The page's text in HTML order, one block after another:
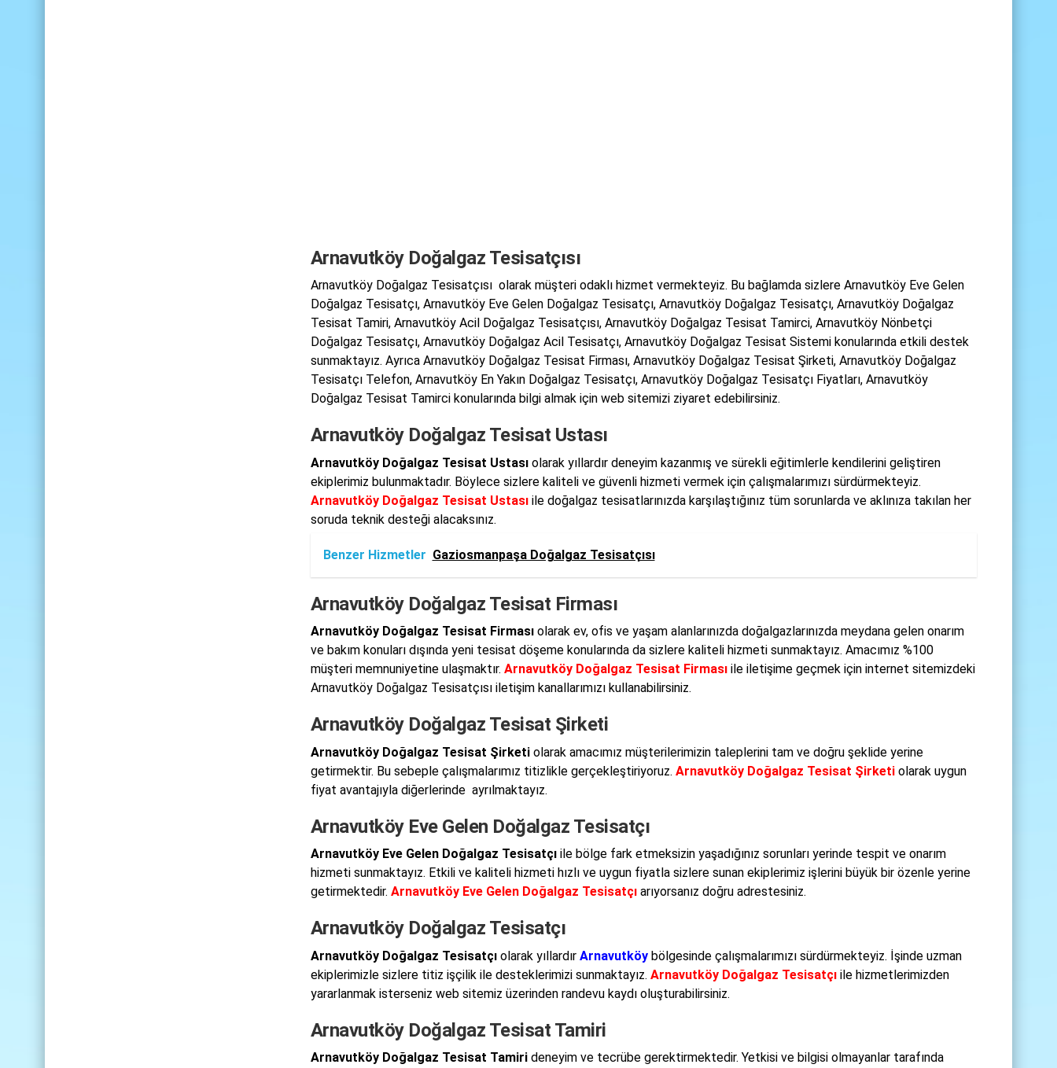
Arnavutköy Doğalgaz Tesisatçısı
Arnavutköy Doğalgaz Tesisatçısı olarak müşteri odaklı hizmet vermekteyiz. Bu bağlamda sizlere Arnavutköy Eve Gelen
Doğalgaz Tesisatçı, Arnavutköy Eve Gelen Doğalgaz Tesisatçı, Arnavutköy Doğalgaz Tesisatçı, Arnavutköy Doğalgaz
Tesisat Tamiri, Arnavutköy Acil Doğalgaz Tesisatçısı, Arnavutköy Doğalgaz Tesisat Tamirci, Arnavutköy Nönbetçi
Doğalgaz Tesisatçı, Arnavutköy Doğalgaz Acil Tesisatçı, Arnavutköy Doğalgaz Tesisat Sistemi konularında etkili destek
sunmaktayız. Ayrıca Arnavutköy Doğalgaz Tesisat Firması, Arnavutköy Doğalgaz Tesisat Şirketi, Arnavutköy Doğalgaz
Tesisatçı Telefon, Arnavutköy En Yakın Doğalgaz Tesisatçı, Arnavutköy Doğalgaz Tesisatçı Fiyatları, Arnavutköy
Doğalgaz Tesisat Tamirci konularında bilgi almak için web sitemizi ziyaret edebilirsiniz.
Arnavutköy Doğalgaz Tesisat Ustası
Arnavutköy Doğalgaz Tesisat Ustasıolarak yıllardır deneyim kazanmış ve sürekli eğitimlerle kendilerini geliştiren
ekiplerimiz bulunmaktadır. Böylece sizlere kaliteli ve güvenli hizmeti vermek için çalışmalarımızı sürdürmekteyiz.
Arnavutköy Doğalgaz Tesisat Ustasıile doğalgaz tesisatlarınızda karşılaştığınız tüm sorunlarda ve aklınıza takılan her
soruda teknik desteği alacaksınız.
Benzer Hizmetler Gaziosmanpaşa Doğalgaz Tesisatçısı
Arnavutköy Doğalgaz Tesisat Firması
Arnavutköy Doğalgaz Tesisat Firmasıolarak ev, ofis ve yaşam alanlarınızda doğalgazlarınızda meydana gelen onarım
ve bakım konuları dışında yeni tesisat döşeme konularında da sizlere kaliteli hizmeti sunmaktayız. Amacımız %100
müşteri memnuniyetine ulaşmaktır. Arnavutköy Doğalgaz Tesisat Firmasıile iletişime geçmek için internet sitemizdeki
Arnavutköy Doğalgaz Tesisatçısı iletişim kanallarımızı kullanabilirsiniz.
Arnavutköy Doğalgaz Tesisat Şirketi
Arnavutköy Doğalgaz Tesisat Şirketiolarak amacımız müşterilerimizin taleplerini tam ve doğru şeklide yerine
getirmektir. Bu sebeple çalışmalarımız titizlikle gerçekleştiriyoruz. Arnavutköy Doğalgaz Tesisat Şirketiolarak uygun
fiyat avantajıyla diğerlerinde ayrılmaktayız.
Arnavutköy Eve Gelen Doğalgaz Tesisatçı
Arnavutköy Eve Gelen Doğalgaz Tesisatçıile bölge fark etmeksizin yaşadığınız sorunları yerinde tespit ve onarım
hizmeti sunmaktayız. Etkili ve kaliteli hizmeti hızlı ve uygun fiyatla sizlere sunan ekiplerimiz işlerini büyük bir özenle yerine
getirmektedir. Arnavutköy Eve Gelen Doğalgaz Tesisatçıarıyorsanız doğru adrestesiniz.
Arnavutköy Doğalgaz Tesisatçı
Arnavutköy Doğalgaz Tesisatçıolarak yıllardır Arnavutköy bölgesinde çalışmalarımızı sürdürmekteyiz. İşinde uzman
ekiplerimizle sizlere titiz işçilik ile desteklerimizi sunmaktayız. Arnavutköy Doğalgaz Tesisatçıile hizmetlerimizden
yararlanmak isterseniz web sitemiz üzerinden randevu kaydı oluşturabilirsiniz.
Arnavutköy Doğalgaz Tesisat Tamiri
Arnavutköy Doğalgaz Tesisat Tamirideneyim ve tecrübe gerektirmektedir. Yetkisi ve bilgisi olmayanlar tarafında